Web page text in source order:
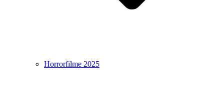
Horrorfilme 2025